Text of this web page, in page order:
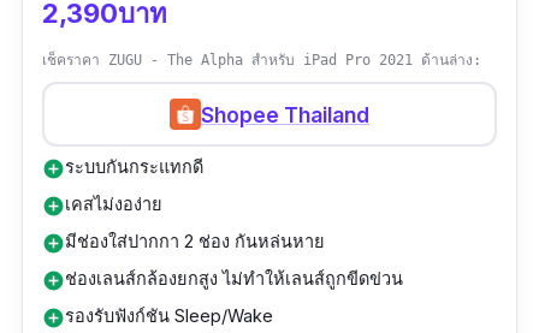
2,390บาท
เช็คราคา ZUGU - The Alpha สำหรับ iPad Pro 2021 ด้านล่าง:
Shopee Thailand
add_circleระบบกันกระแทกดี
add_circleเคสไม่งอง่าย
add_circleมีช่องใส่ปากกา 2 ช่อง กันหล่นหาย
add_circleช่องเลนส์กล้องยกสูง ไม่ทำให้เลนส์ถูกขีดข่วน
add_circleรองรับฟังก์ชัน Sleep/Wake